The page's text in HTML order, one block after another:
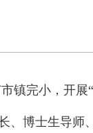
镇完小，开展
博士生导师